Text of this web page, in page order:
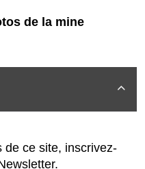
de la mine

de ce site, inscrivez-